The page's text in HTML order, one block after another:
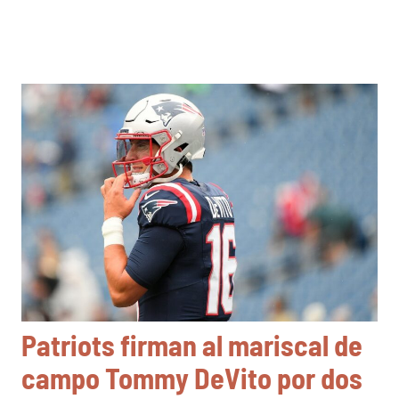
Patriots firman al mariscal de
campo Tommy DeVito por dos